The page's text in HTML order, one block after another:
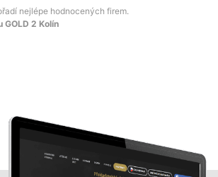
nejlépe hodnocených firem.
2 Kolín